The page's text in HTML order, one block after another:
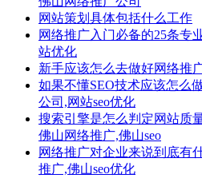
网站策划具体包括什么工作
网络推广入门必备的25条专
站优化
新手应该怎么去做好网络推
如果不懂SEO技术应该怎么
公司,网站seo优化
搜索引擎是怎么判定网站质
佛山网络推广,佛山seo
网络推广对企业来说到底有
推广,佛山seo优化